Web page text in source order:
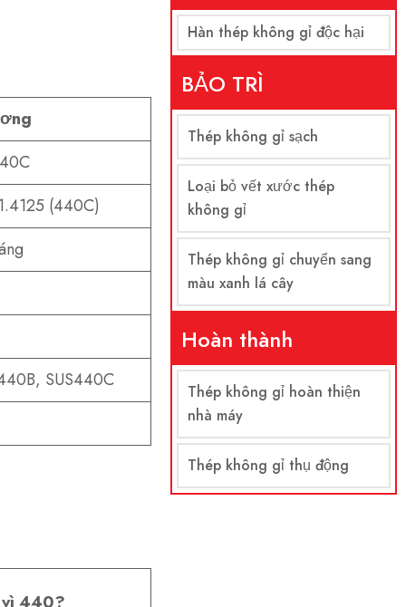
(440C)
SUS440C
Hàn thép không gỉ độc hại
BẢO TRÌ
Thép không gỉ sạch
Loại bỏ vết xước thép
không gỉ
Thép không gỉ chuyển sang
màu xanh lá cây
Hoàn thành
Thép không gỉ hoàn thiện
nhà máy
Thép không gỉ thụ động